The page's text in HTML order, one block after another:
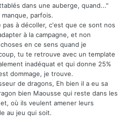
dans une auberge, quand..."
parfois.
à décoller, c'est que ce sont nos
à la campagne, et non
en ce sens quand je
tu te retrouve avec un template
inadéquat et qui donne 25%
dommage, je trouve.
de dragons, Eh bien il a eu sa
bien Maousse qui reste dans les
où ils veulent amener leurs
au jeu qui soit.